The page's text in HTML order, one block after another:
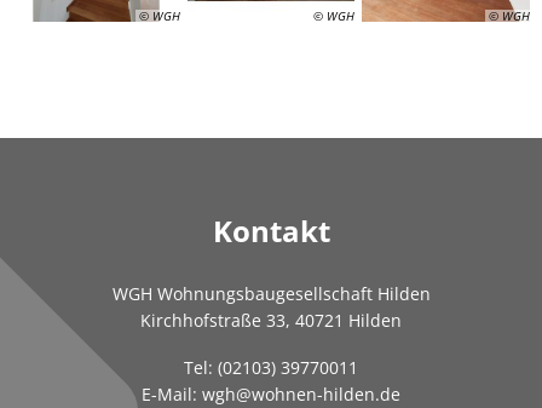
© WGH © WGH © WGH
Kontakt
WGH Wohnungsbaugesellschaft Hilden
Kirchhofstraße 33, 40721 Hilden
Tel: (02103) 39770011
E-Mail: wgh@wohnen-hilden.de